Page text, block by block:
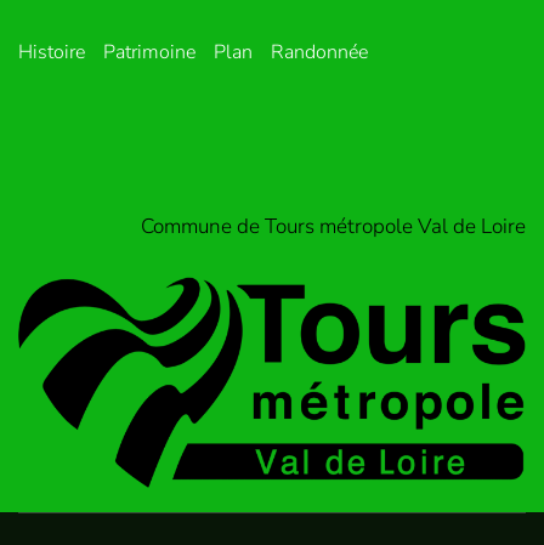
Histoire Patrimoine Plan Randonnée
Commune de Tours métropole Val de Loire